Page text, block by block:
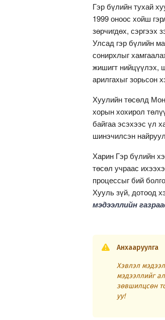
Гэр бүлийн тухай
1999 оноос хойш
зөрчигдөх, сэргээх
Улсад гэр бүлийн
сонирхлыг
жишигт нийцүүлэх,
арилгахыг зорьсон
Хуулийн төсөлд
хорын хохирол
байгаа эсэхээс үл
шинэчилсэн
Харин Гэр бүлийн
төсөл учраас
процессыг бий
Хууль зүй, дотоод
мэдээллийн
Анхааруулга
Хэвлэл
мэдээллийг
зөвшилцсөн
уу!